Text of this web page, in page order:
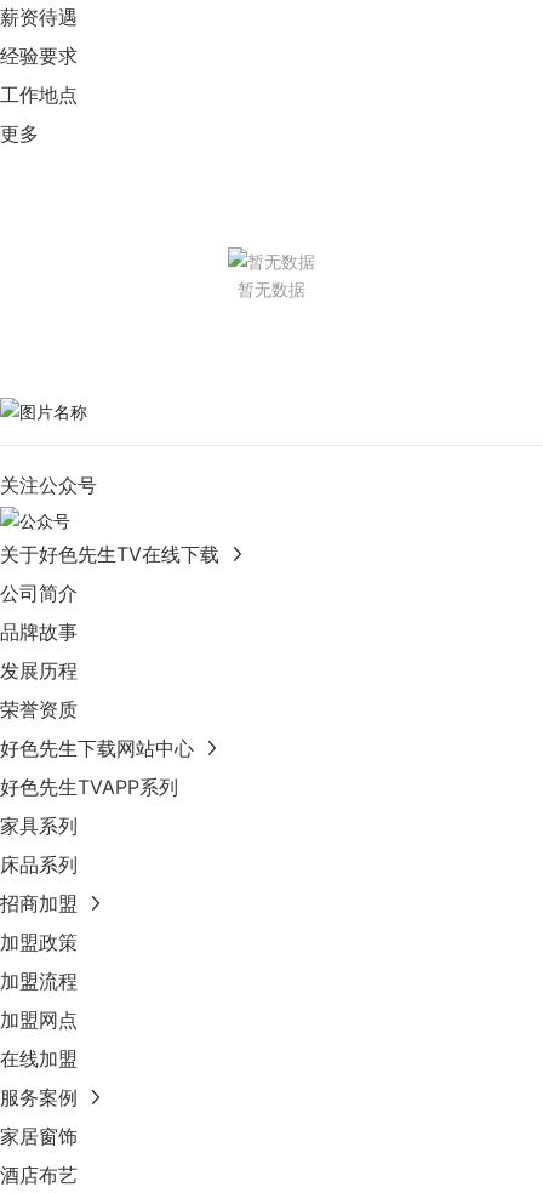
薪资待遇
经验要求
工作地点
更多
暂无数据
关注公众号
关于好色先生TV在线下载
公司简介
品牌故事
发展历程
荣誉资质
好色先生下载网站中心
好色先生TVAPP系列
家具系列
床品系列
招商加盟
加盟政策
加盟流程
加盟网点
在线加盟
服务案例
家居窗饰
酒店布艺